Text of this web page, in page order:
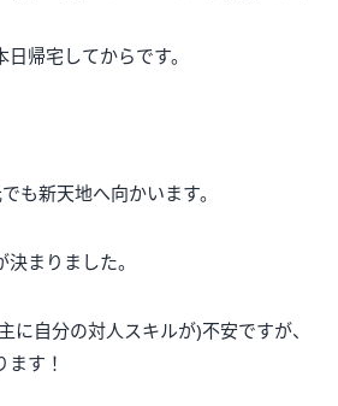
帰宅してからです。
も新天地へ向かいます。
まりました。
に自分の対人スキルが)不安ですが、
す！